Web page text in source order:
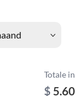
Totale
$